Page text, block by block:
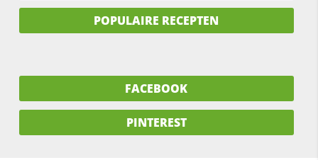
POPULAIRE RECEPTEN
FACEBOOK
PINTEREST